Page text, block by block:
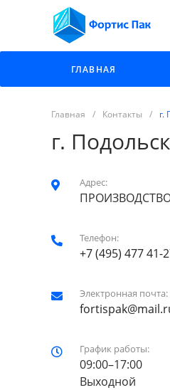
ГЛАВНАЯ
Главная / Контакты / г.
г. Подольск
Адрес:
ПРОИЗВОДСТВО
Телефон:
+7 (495) 477 41-
Электронная почта:
График работы:
09:00–17:00
Выходной